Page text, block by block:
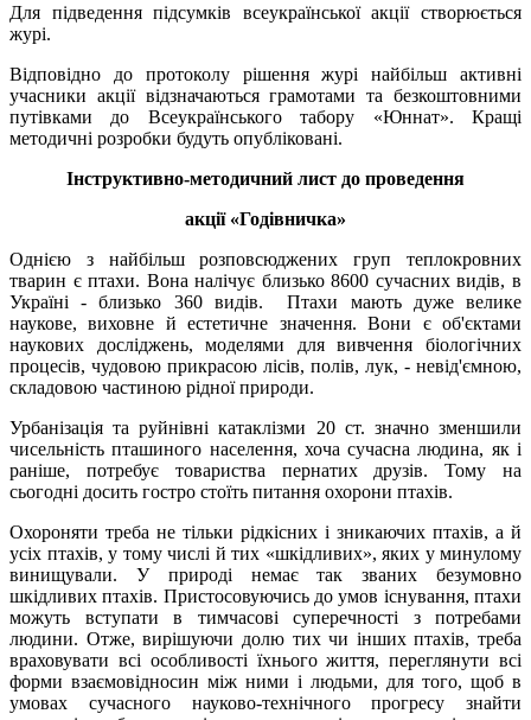
Для підведення підсумків всеукраїнської акції створюється
журі.
Відповідно до протоколу рішення журі найбільш активні
учасники акції відзначаються грамотами та безкоштовними
путівками до Всеукраїнського табору «Юннат». Кращі
методичні розробки будуть опубліковані.
Інструктивно-методичний лист до проведення
акції «Годівничка»
Однією з найбільш розповсюджених груп теплокровних
тварин є птахи. Вона налічує близько 8600 сучасних видів, в
Україні - близько 360 видів. Птахи мають дуже велике
наукове, виховне й естетичне значення. Вони є об'єктами
наукових досліджень, моделями для вивчення біологічних
процесів, чудовою прикрасою лісів, полів, лук, - невід'ємною,
складовою частиною рідної природи.
Урбанізація та руйнівні катаклізми 20 ст. значно зменшили
чисельність пташиного населення, хоча сучасна людина, як і
раніше, потребує товариства пернатих друзів. Тому на
сьогодні досить гостро стоїть питання охорони птахів.
Охороняти треба не тільки рідкісних і зникаючих птахів, а й
усіх птахів, у тому числі й тих «шкідливих», яких у минулому
винищували. У природі немає так званих безумовно
шкідливих птахів. Пристосовуючись до умов існування, птахи
можуть вступати в тимчасові суперечності з потребами
людини. Отже, вирішуючи долю тих чи інших птахів, треба
враховувати всі особливості їхнього життя, переглянути всі
форми взаємовідносин між ними і людьми, для того, щоб в
умовах сучасного науково-технічного прогресу знайти